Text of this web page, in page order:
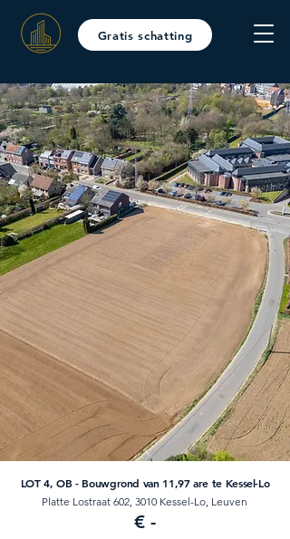
Gratis schatting
LOT 4, OB - Bouwgrond van 11,97 are te Kessel-Lo
Platte Lostraat 602, 3010 Kessel-Lo, Leuven
€ -